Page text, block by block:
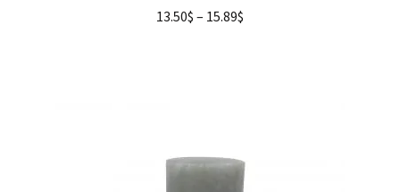
13.50$ – 15.89$